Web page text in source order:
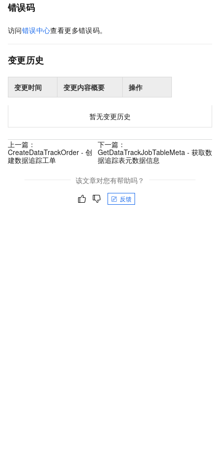
错误码
访问错误中心查看更多错误码。
变更历史
变更时间 变更内容概要 操作
暂无变更历史
上一篇：
CreateDataTrackOrder - 创
建数据追踪工单
下一篇：
GetDataTrackJobTableMeta - 获取数
据追踪表元数据信息
该文章对您有帮助吗？
反馈